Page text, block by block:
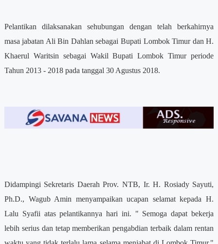
Pelantikan dilaksanakan sehubungan dengan telah berkahirnya
masa jabatan Ali Bin Dahlan sebagai Bupati Lombok Timur dan H.
Khaerul Waritsin sebagai Wakil Bupati Lombok Timur periode
Tahun 2013 - 2018 pada tanggal 30 Agustus 2018.
Didampingi Sekretaris Daerah Prov. NTB, Ir. H. Rosiady Sayuti,
Ph.D., Wagub Amin menyampaikan ucapan selamat kepada H.
Lalu Syafii atas pelantikannya hari ini. " Semoga dapat bekerja
lebih serius dan tetap memberikan pengabdian terbaik dalam rentan